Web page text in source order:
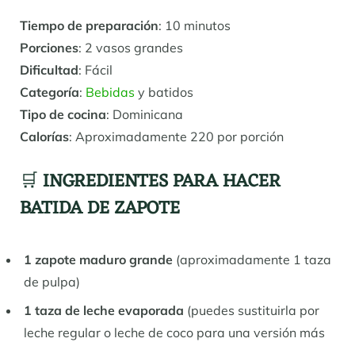
Tiempo de preparación: 10 minutos
Porciones: 2 vasos grandes
Dificultad: Fácil
Categoría: Bebidas y batidos
Tipo de cocina: Dominicana
Calorías: Aproximadamente 220 por porción
🛒INGREDIENTES PARA HACER
BATIDA DE ZAPOTE
1 zapote maduro grande (aproximadamente 1 taza
de pulpa)
1 taza de leche evaporada (puedes sustituirla por
leche regular o leche de coco para una versión más